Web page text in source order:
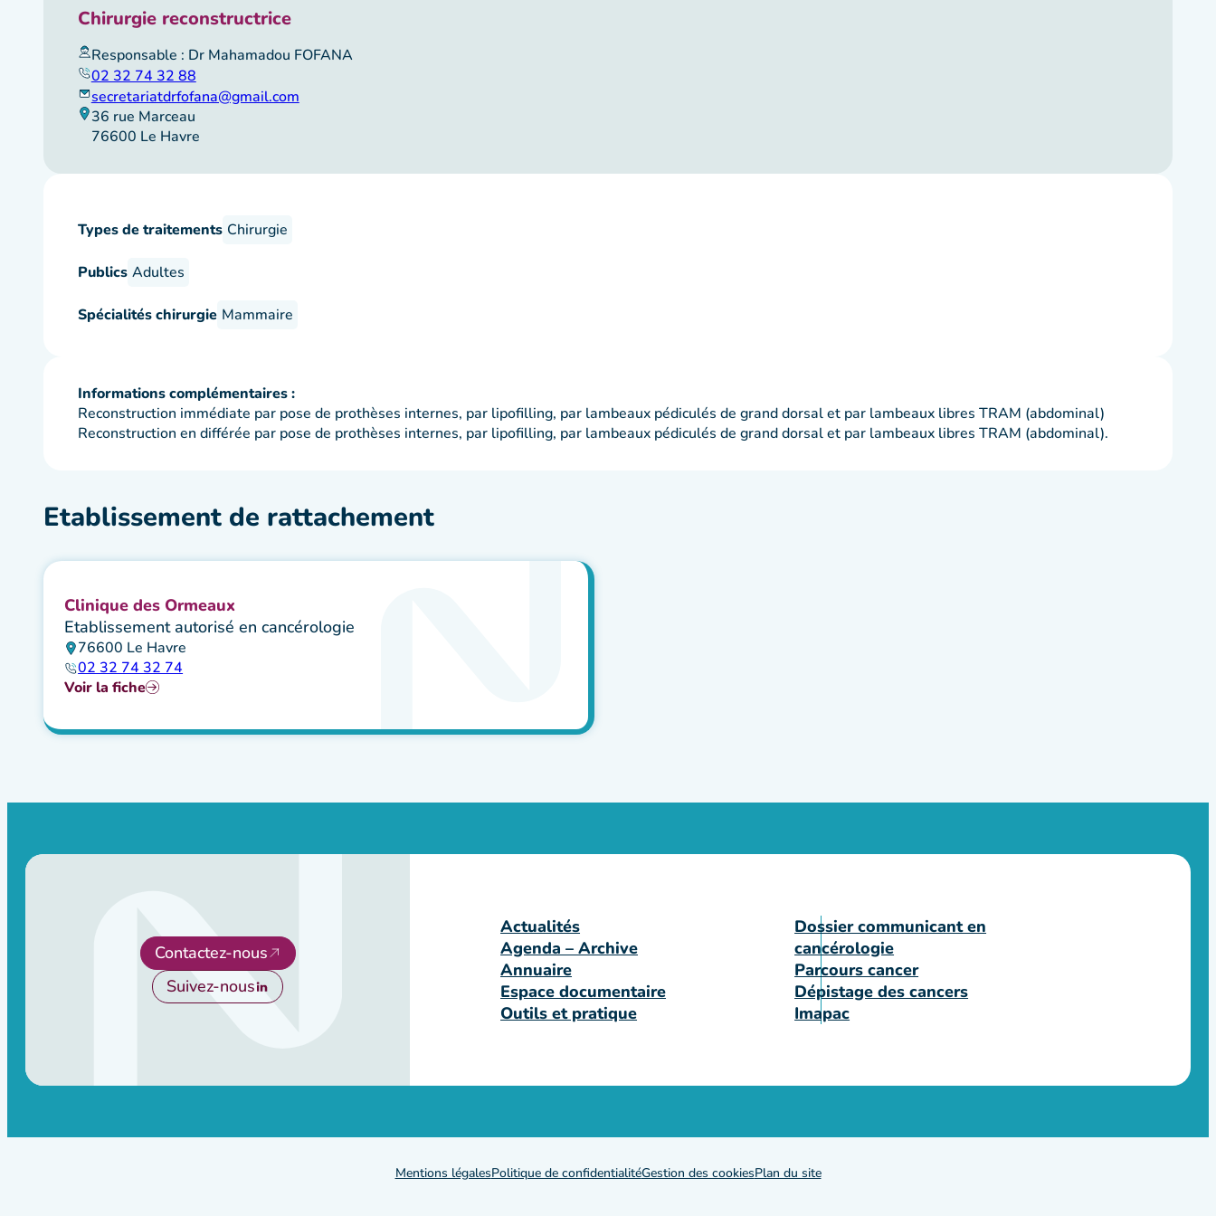
Chirurgie reconstructrice
Responsable : Dr Mahamadou FOFANA
02 32 74 32 88
secretariatdrfofana@gmail.com
36 rue Marceau
76600 Le Havre
Types de traitements Chirurgie
Publics Adultes
Spécialités chirurgie Mammaire
Informations complémentaires :
Reconstruction immédiate par pose de prothèses internes, par lipofilling, par lambeaux pédiculés de grand dorsal et par lambeaux libres TRAM (abdominal)
Reconstruction en différée par pose de prothèses internes, par lipofilling, par lambeaux pédiculés de grand dorsal et par lambeaux libres TRAM (abdominal).
Etablissement de rattachement
Clinique des Ormeaux
Etablissement autorisé en cancérologie
76600 Le Havre
02 32 74 32 74
Voir la fiche
Contactez-nous
Suivez-nous
Actualités
Agenda – Archive
Annuaire
Espace documentaire
Outils et pratique
Dossier communicant en
cancérologie
Parcours cancer
Dépistage des cancers
Imapac
Mentions légalesPolitique de confidentialitéGestion des cookiesPlan du site